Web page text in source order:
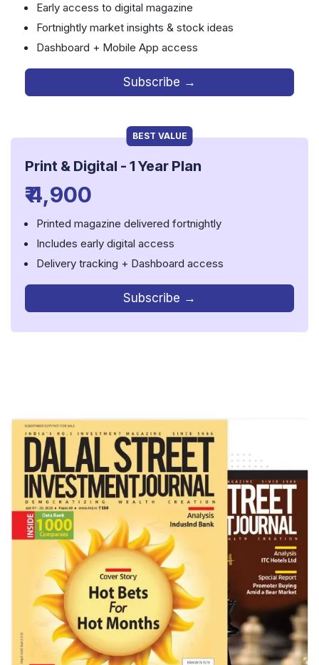
Early access to digital magazine
Fortnightly market insights & stock ideas
Dashboard + Mobile App access
Subscribe →
BEST VALUE
Print & Digital - 1 Year Plan
₹ 4,900
Printed magazine delivered fortnightly
Includes early digital access
Delivery tracking + Dashboard access
Subscribe →